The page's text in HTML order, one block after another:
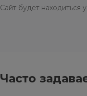
Сайт будет находиться
Часто